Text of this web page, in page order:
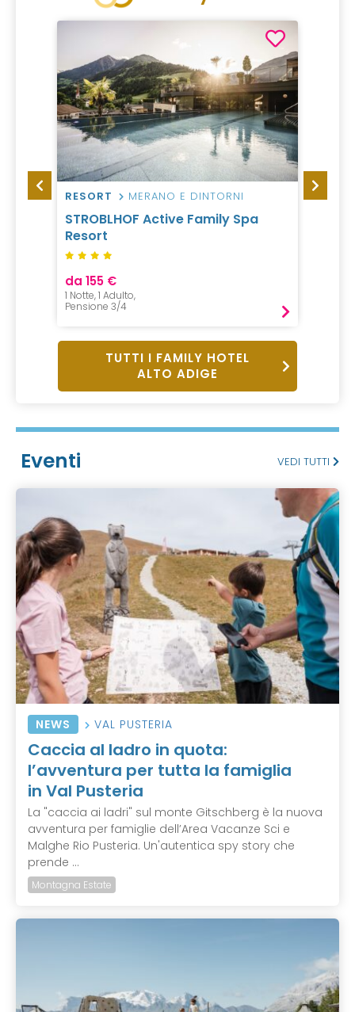
RESORT MERANO E DINTORNI
STROBLHOF Active Family Spa
Resort
da 155 €
1 Notte, 1 Adulto,
Pensione 3/4
HOTEL
TUTTI I FAMILY HOTEL
ALTO ADIGE
Eventi VEDI TUTTI
NEWS VAL PUSTERIA
Caccia al ladro in quota:
l’avventura per tutta la famiglia
in Val Pusteria
La "caccia ai ladri" sul monte Gitschberg è la nuova
avventura per famiglie dell’Area Vacanze Sci e
Malghe Rio Pusteria. Un'autentica spy story che
prende ...
Montagna Estate